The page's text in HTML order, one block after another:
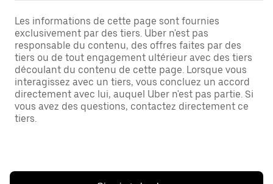
Les informations de cette page sont fournies
exclusivement par des tiers. Uber n'est pas
responsable du contenu, des offres faites par des
tiers ou de tout engagement ultérieur avec des tiers
découlant du contenu de cette page. Lorsque vous
interagissez avec un tiers, vous concluez un accord
directement avec lui, auquel Uber n'est pas partie. Si
vous avez des questions, contactez directement ce
tiers.